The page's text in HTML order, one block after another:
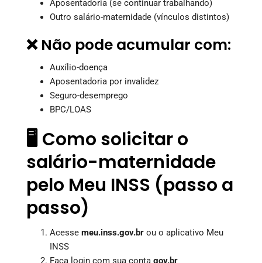
Aposentadoria (se continuar trabalhando)
Outro salário-maternidade (vínculos distintos)
❌ Não pode acumular com:
Auxílio-doença
Aposentadoria por invalidez
Seguro-desemprego
BPC/LOAS
🖥️ Como solicitar o
salário-maternidade
pelo Meu INSS (passo a
passo)
Acesse meu.inss.gov.br ou o aplicativo Meu
INSS
Faça login com sua conta gov.br